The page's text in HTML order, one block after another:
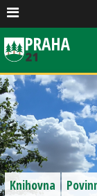
Knihovna